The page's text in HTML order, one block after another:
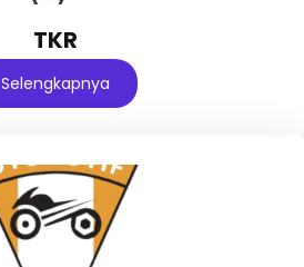
TKR
Selengkapnya